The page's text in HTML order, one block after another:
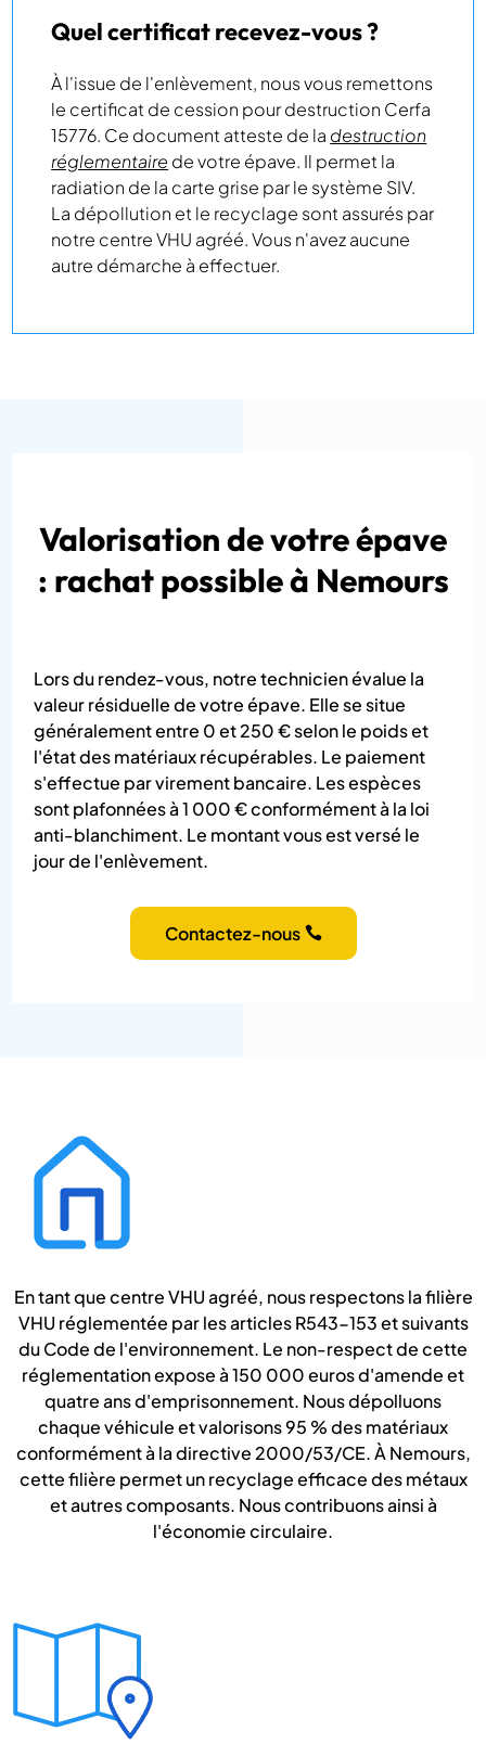
Quel certificat recevez-vous ?
À l'issue de l'enlèvement, nous vous remettons
le certificat de cession pour destruction Cerfa
15776. Ce document atteste de la destruction
réglementaire de votre épave. Il permet la
radiation de la carte grise par le système SIV.
La dépollution et le recyclage sont assurés par
notre centre VHU agréé. Vous n'avez aucune
autre démarche à effectuer.
Valorisation de votre épave
: rachat possible à Nemours
Lors du rendez-vous, notre technicien évalue la
valeur résiduelle de votre épave. Elle se situe
généralement entre 0 et 250 € selon le poids et
l'état des matériaux récupérables. Le paiement
s'effectue par virement bancaire. Les espèces
sont plafonnées à 1 000 € conformément à la loi
anti-blanchiment. Le montant vous est versé le
jour de l'enlèvement.
Contactez-nous
En tant que centre VHU agréé, nous respectons la filière
VHU réglementée par les articles R543-153 et suivants
du Code de l'environnement. Le non-respect de cette
réglementation expose à 150 000 euros d'amende et
quatre ans d'emprisonnement. Nous dépolluons
chaque véhicule et valorisons 95 % des matériaux
conformément à la directive 2000/53/CE. À Nemours,
cette filière permet un recyclage efficace des métaux
et autres composants. Nous contribuons ainsi à
l'économie circulaire.